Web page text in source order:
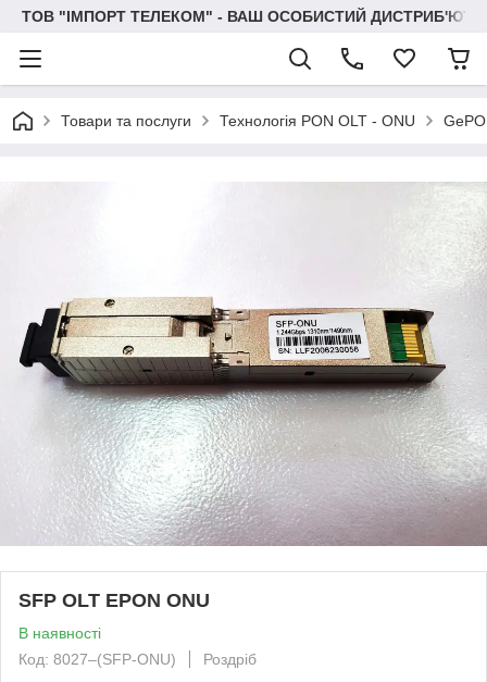
ТОВ "IМПОРТ ТЕЛЕКОМ" - ВАШ ОСОБИСТИЙ
Товари та послуги Технологія PON OLT - ONU
SFP OLT EPON ONU
В наявності
Код: 8027‒(SFP-ONU)
Роздріб